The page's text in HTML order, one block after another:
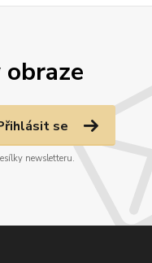
se
newsletteru.